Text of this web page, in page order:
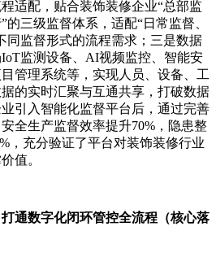
适配，贴合装饰装修企业“总部监
三级监督体系，适配“日常监督、
同监督形式的流程需求；三是数据
监测设备、AI视频监控、智能安
管理系统等，实现人员、设备、工
的实时汇聚与互通共享，打破数据
引入智能化监督平台后，通过完善
全生产监督效率提升70%，隐患整
，充分验证了平台对装饰装修行业
值。
通数字化闭环管控全流程（核心落